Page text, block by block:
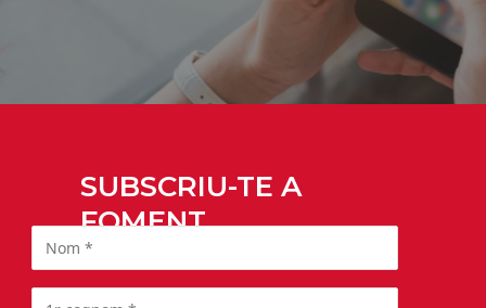
SUBSCRIU-TE A
FOMENT